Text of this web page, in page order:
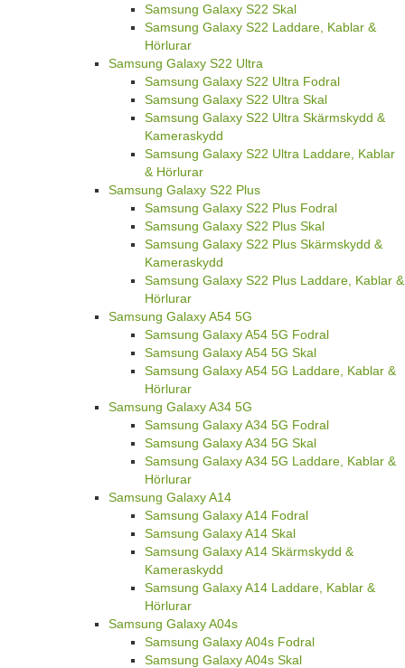
Samsung Galaxy S22 Skal
Samsung Galaxy S22 Laddare, Kablar &
Hörlurar
Samsung Galaxy S22 Ultra
Samsung Galaxy S22 Ultra Fodral
Samsung Galaxy S22 Ultra Skal
Samsung Galaxy S22 Ultra Skärmskydd &
Kameraskydd
Samsung Galaxy S22 Ultra Laddare, Kablar
& Hörlurar
Samsung Galaxy S22 Plus
Samsung Galaxy S22 Plus Fodral
Samsung Galaxy S22 Plus Skal
Samsung Galaxy S22 Plus Skärmskydd &
Kameraskydd
Samsung Galaxy S22 Plus Laddare, Kablar &
Hörlurar
Samsung Galaxy A54 5G
Samsung Galaxy A54 5G Fodral
Samsung Galaxy A54 5G Skal
Samsung Galaxy A54 5G Laddare, Kablar &
Hörlurar
Samsung Galaxy A34 5G
Samsung Galaxy A34 5G Fodral
Samsung Galaxy A34 5G Skal
Samsung Galaxy A34 5G Laddare, Kablar &
Hörlurar
Samsung Galaxy A14
Samsung Galaxy A14 Fodral
Samsung Galaxy A14 Skal
Samsung Galaxy A14 Skärmskydd &
Kameraskydd
Samsung Galaxy A14 Laddare, Kablar &
Hörlurar
Samsung Galaxy A04s
Samsung Galaxy A04s Fodral
Samsung Galaxy A04s Skal